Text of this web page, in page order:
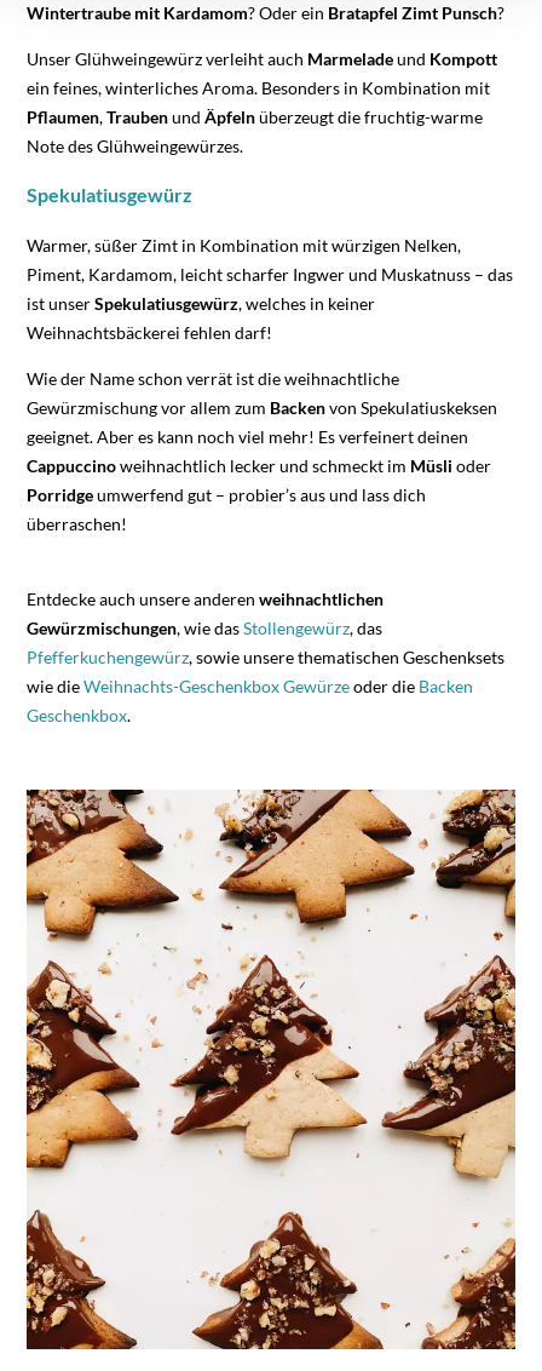
Wintertraube mit Kardamom? Oder ein Bratapfel Zimt Punsch?
Unser Glühweingewürz verleiht auch Marmeladeund Kompott
ein feines, winterliches Aroma. Besonders in Kombination mit
Pflaumen,TraubenundÄpfelnüberzeugt die fruchtig-warme
Note des Glühweingewürzes.
Spekulatiusgewürz
Warmer, süßer Zimt in Kombination mit würzigen Nelken,
Piment, Kardamom, leicht scharfer Ingwer und Muskatnuss – das
ist unserSpekulatiusgewürz, welches in keiner
Weihnachtsbäckerei fehlen darf!
Wie der Name schon verrät ist die weihnachtliche
Gewürzmischung vor allem zum Backenvon Spekulatiuskeksen
geeignet. Aber es kann noch viel mehr! Es verfeinert deinen
Cappuccinoweihnachtlich lecker und schmeckt im Müsli oder
Porridgeumwerfend gut – probier’s aus und lass dich
überraschen!
Entdecke auch unsere anderenweihnachtlichen
Gewürzmischungen, wie dasStollengewürz, das
Pfefferkuchengewürz, sowie unsere thematischen Geschenksets
wie dieWeihnachts-Geschenkbox Gewürzeoder die Backen
Geschenkbox.